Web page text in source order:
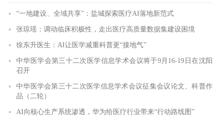
“一地建设、全域共享”：盐城探索医疗AI落地新范式
张琼瑶：调动临床积极性，走出医疗高质量数据集建设困境
徐东升医生：AI让医学减重科普更“接地气”
中华医学会第三十二次医学信息学术会议将于9月16-19日在沈阳
召开
中华医学会第三十二次医学信息学术会议征集会议论文、科普作
品（二轮）
AI向核心生产系统渗透，华为给医疗行业带来“行动路线图”